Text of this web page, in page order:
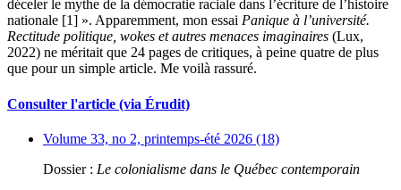
déceler le mythe de la démocratie raciale dans l’écriture de l’histoire
nationale [1] ». Apparemment, mon essai Panique à l’université.
Rectitude politique, wokes et autres menaces imaginaires (Lux,
2022) ne méritait que 24 pages de critiques, à peine quatre de plus
que pour un simple article. Me voilà rassuré.
Consulter l'article (via Érudit)
Volume 33, no 2, printemps-été 2026 (18)
Dossier : Le colonialisme dans le Québec contemporain